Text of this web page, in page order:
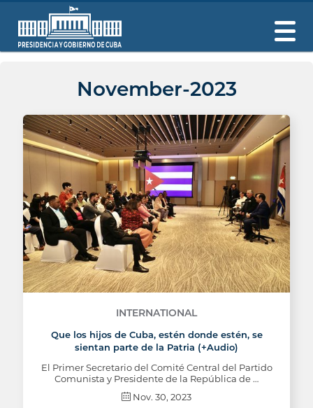
November-2023
INTERNATIONAL
Que los hijos de Cuba, estén donde estén, se
sientan parte de la Patria (+Audio)
El Primer Secretario del Comité Central del Partido
Comunista y Presidente de la República de …
Nov. 30, 2023